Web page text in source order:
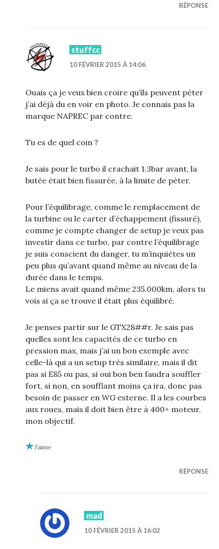
RÉPONSE
stuffcc
10 FÉVRIER 2015 À 14:06
Ouais ça je veux bien croire qu’ils peuvent péter
j’ai déjà du en voir en photo. Je connais pas la
marque NAPREC par contre.
Tu es de quel coin ?
Je sais pour le turbo il crachait 1.3bar avant, la
butée était bien fissurée, à la limite de péter.
Pour l’équilibrage, comme le remplacement de
la turbine ou le carter d’échappement (fissuré),
comme je compte changer de setup je veux pas
investir dans ce turbo, par contre l’équilibrage
je suis conscient du danger, tu m’inquiètes un
peu plus qu’avant quand même au niveau de la
durée dans le temps.
Le miens avait quand même 235.000km, alors tu
vois si ça se trouve il était plus équilibré.
Je penses partir sur le GTX28##r. Je sais pas
quelles sont les capacités de ce turbo en
pression max, mais j’ai un bon exemple avec
celle-là qui a un setup très similaire, mais il dit
pas si E85 ou pas, si oui bon ben faudra souffler
fort, si non, en soufflant moins ça ira, donc pas
besoin de passer en WG externe. Il a les courbes
aux roues, mais il doit bien être à 400+ moteur,
mon objectif.
J’aime
RÉPONSE
mad
10 FÉVRIER 2015 À 16:02